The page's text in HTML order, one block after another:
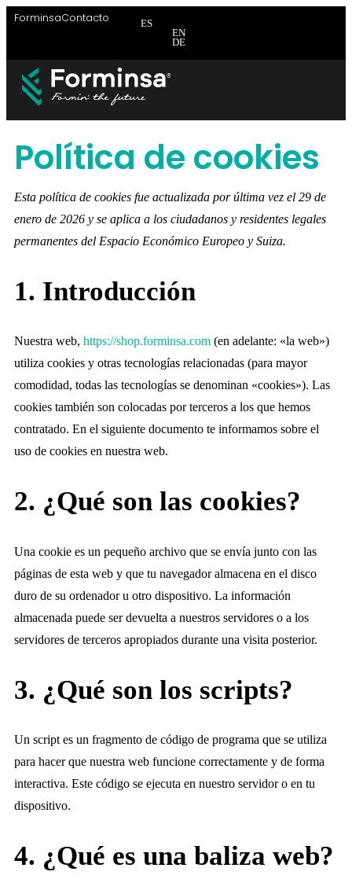
ForminsaContacto
ES
EN
DE
Política de cookies
Esta política de cookies fue actualizada por última vez el 29 de
enero de 2026 y se aplica a los ciudadanos y residentes legales
permanentes del Espacio Económico Europeo y Suiza.
1. Introducción
Nuestra web, https://shop.forminsa.com (en adelante: «la web»)
utiliza cookies y otras tecnologías relacionadas (para mayor
comodidad, todas las tecnologías se denominan «cookies»). Las
cookies también son colocadas por terceros a los que hemos
contratado. En el siguiente documento te informamos sobre el
uso de cookies en nuestra web.
2. ¿Qué son las cookies?
Una cookie es un pequeño archivo que se envía junto con las
páginas de esta web y que tu navegador almacena en el disco
duro de su ordenador u otro dispositivo. La información
almacenada puede ser devuelta a nuestros servidores o a los
servidores de terceros apropiados durante una visita posterior.
3. ¿Qué son los scripts?
Un script es un fragmento de código de programa que se utiliza
para hacer que nuestra web funcione correctamente y de forma
interactiva. Este código se ejecuta en nuestro servidor o en tu
dispositivo.
4. ¿Qué es una baliza web?